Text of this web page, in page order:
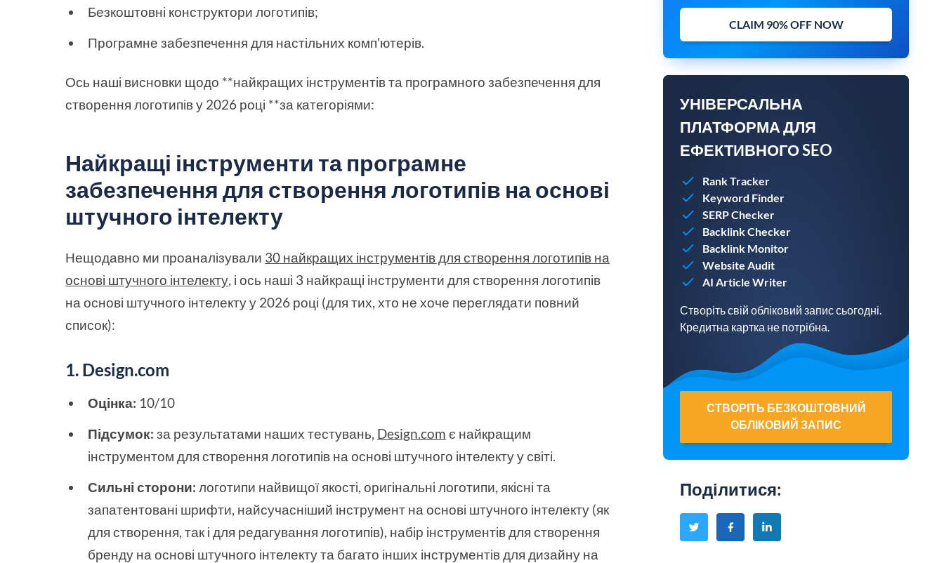
Безкоштовні конструктори логотипів;
Програмне забезпечення для настільних комп'ютерів.
Ось наші висновки щодо **найкращих інструментів та програмного забезпечення для
створення логотипів у 2026 році **за категоріями:
Найкращі інструменти та програмне
забезпечення для створення логотипів на основі
штучного інтелекту
Нещодавно ми проаналізували 30 найкращих інструментів для створення логотипів на
основі штучного інтелекту, і ось наші 3 найкращі інструменти для створення логотипів
на основі штучного інтелекту у 2026 році (для тих, хто не хоче переглядати повний
список):
1. Design.com
Оцінка: 10/10
Підсумок: за результатами наших тестувань, Design.com є найкращим
інструментом для створення логотипів на основі штучного інтелекту у світі.
Сильні сторони: логотипи найвищої якості, оригінальні логотипи, якісні та
запатентовані шрифти, найсучасніший інструмент на основі штучного інтелекту (як
для створення, так і для редагування логотипів), набір інструментів для створення
бренду на основі штучного інтелекту та багато інших інструментів для дизайну на
CLAIM 90% OFF NOW
УНІВЕРСАЛЬНА
ПЛАТФОРМА ДЛЯ
ЕФЕКТИВНОГО SEO
Rank Tracker
Keyword Finder
SERP Checker
Backlink Checker
Backlink Monitor
Website Audit
AI Article Writer
Створіть свій обліковий запис сьогодні.
Кредитна картка не потрібна.
СТВОРІТЬ БЕЗКОШТОВНИЙ
ОБЛІКОВИЙ ЗАПИС
Поділитися: